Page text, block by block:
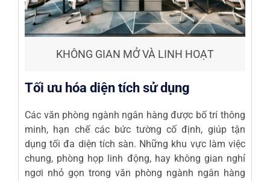
KHÔNG GIAN MỞ VÀ LINH HOẠT
Tối ưu hóa diện tích sử dụng
Các văn phòng ngành ngân hàng được bố trí thông
minh, hạn chế các bức tường cố định, giúp tận
dụng tối đa diện tích sàn. Những khu vực làm việc
chung, phòng họp linh động, hay không gian nghỉ
ngơi nhỏ gọn trong văn phòng ngành ngân hàng